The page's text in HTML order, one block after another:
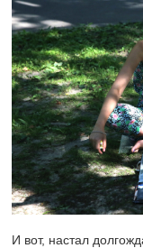
И вот, настал